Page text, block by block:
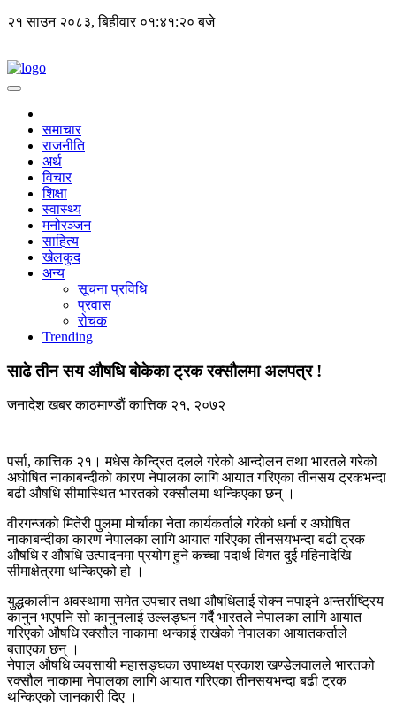
२१ साउन २०८३, बिहीवार ०१:४१:२१ बजे
समाचार
राजनीति
अर्थ
विचार
शिक्षा
स्वास्थ्य
मनोरञ्जन
साहित्य
खेलकुद
अन्य
सूचना प्रविधि
प्रवास
रोचक
Trending
साढे तीन सय औषधि बोकेका ट्रक रक्सौलमा अलपत्र !
जनादेश खबरकाठमाण्डाैंकात्तिक २१, २०७२
पर्सा, कात्तिक २१। मधेस केन्द्रित दलले गरेको आन्दोलन तथा भारतले गरेको
अघोषित नाकाबन्दीको कारण नेपालका लागि आयात गरिएका तीनसय ट्रकभन्दा
बढी औषधि सीमास्थित भारतको रक्सौलमा थन्किएका छन् ।
वीरगन्जको मितेरी पुलमा मोर्चाका नेता कार्यकर्ताले गरेको धर्ना र अघोषित
नाकाबन्दीका कारण नेपालका लागि आयात गरिएका तीनसयभन्दा बढी ट्रक
औषधि र औषधि उत्पादनमा प्रयोग हुने कच्चा पदार्थ विगत दुई महिनादेखि
सीमाक्षेत्रमा थन्किएको हो ।
युद्धकालीन अवस्थामा समेत उपचार तथा औषधिलाई रोक्न नपाइने अन्तर्राष्ट्रिय
कानुन भएपनि सो कानुनलाई उल्लङ्घन गर्दै भारतले नेपालका लागि आयात
गरिएको औषधि रक्सौल नाकामा थन्काई राखेको नेपालका आयातकर्ताले
बताएका छन् ।
नेपाल औषधि व्यवसायी महासङ्घका उपाध्यक्ष प्रकाश खण्डेलवालले भारतको
रक्सौल नाकामा नेपालका लागि आयात गरिएका तीनसयभन्दा बढी ट्रक
थन्किएको जानकारी दिए ।